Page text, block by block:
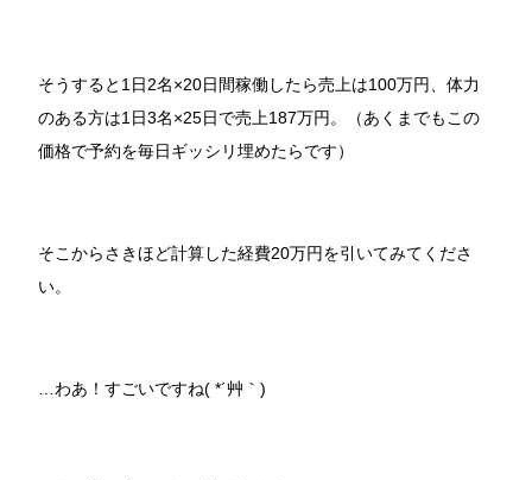
そうすると1日2名×20日間稼働したら売上は100万円、体力
のある方は1日3名×25日で売上187万円。（あくまでもこの
価格で予約を毎日ギッシリ埋めたらです）
そこからさきほど計算した経費20万円を引いてみてくださ
い。
…わあ！すごいですね( *´艸｀)